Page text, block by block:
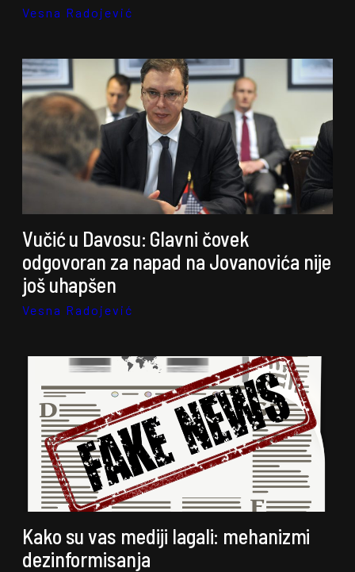
Vesna Radojević
Vučić u Davosu: Glavni čovek
odgovoran za napad na Jovanovića nije
još uhapšen
Vesna Radojević
Kako su vas mediji lagali: mehanizmi
dezinformisanja